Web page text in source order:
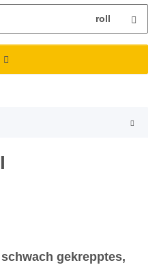
roll
gekrepptes,